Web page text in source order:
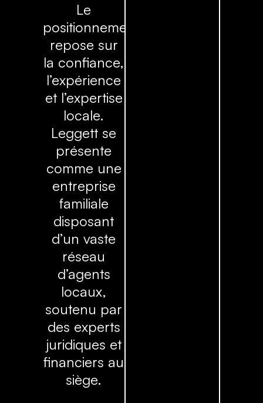
Le
positionnement
repose sur
la confiance,
l’expérience
et l’expertise
locale.
Leggett se
présente
comme une
entreprise
familiale
disposant
d’un vaste
réseau
d’agents
locaux,
soutenu par
des experts
juridiques et
financiers au
siège.